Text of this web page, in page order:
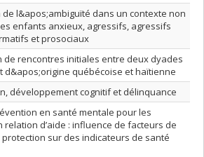
de l&apos;ambiguïté dans un contexte non
enfants anxieux, agressifs, agressifs
et prosociaux
de rencontres initiales entre deux dyades
d&apos;origine québécoise et haïtienne
développement cognitif et délinquance
en santé mentale pour les
relation d’aide : influence de facteurs de
sur des indicateurs de santé